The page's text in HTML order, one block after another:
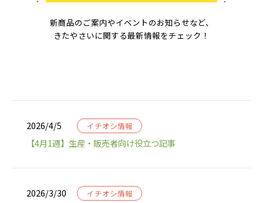
新商品のご案内やイベントのお知らせなど、
きたやさいに関する最新情報をチェック！
2026/4/5 イチオシ情報
【4月1週】生産・販売者向け役立つ記事
2026/3/30 イチオシ情報